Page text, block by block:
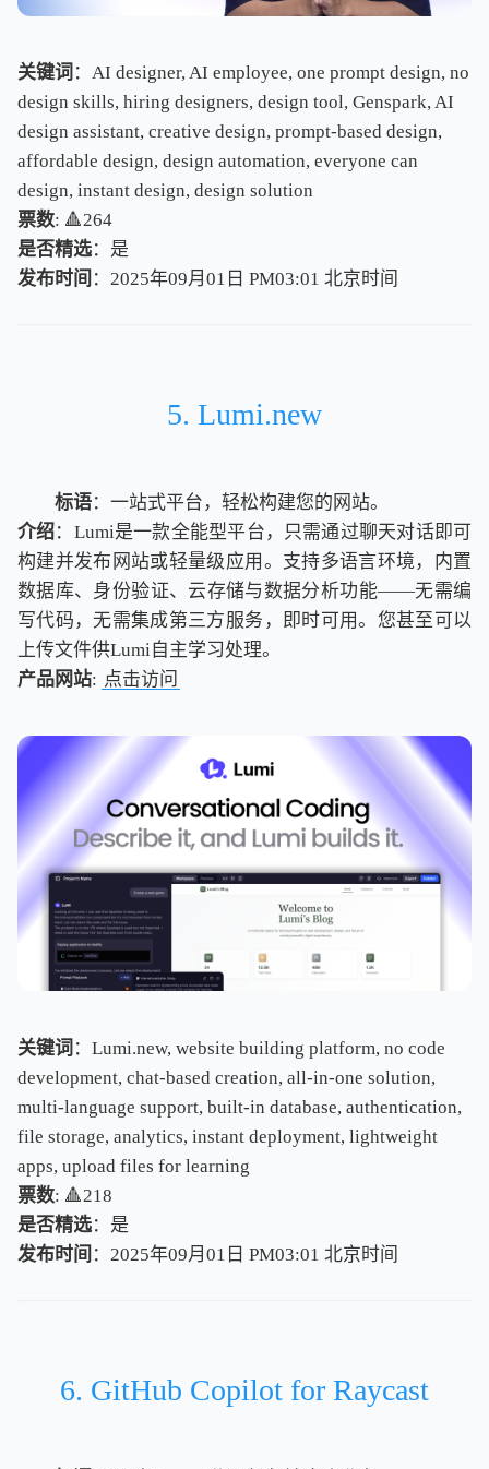
关键词 ：AI designer, AI employee, one prompt design, no
design skills, hiring designers, design tool, Genspark, AI
design assistant, creative design, prompt-based design,
affordable design, design automation, everyone can
design, instant design, design solution
票数: 🔺264
是否精选：是
发布时间 ：2025年09月01日 PM03:01 北京时间
北京时间
5. Lumi.new
标语：一站式平台，轻松构建您的网站。
介绍：Lumi是一款全能型平台，只需通过聊天对话即可
构建并发布网站或轻量级应用。支持多语言环境，内置
数据库、身份验证、云存储与数据分析功能——无需编
写代码，无需集成第三方服务，即时可用。您甚至可以
上传文件供Lumi自主学习处理。
产品网站: 点击访问
关键词 ：Lumi.new, website building platform, no code
development, chat-based creation, all-in-one solution,
multi-language support, built-in database, authentication,
file storage, analytics, instant deployment, lightweight
apps, upload files for learning
票数: 🔺218
是否精选：是
发布时间 ：2025年09月01日 PM03:01 北京时间
北京时间
6. GitHub Copilot for Raycast